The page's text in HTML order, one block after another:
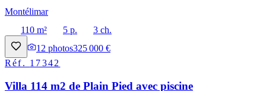
Montélimar
110 m²
5 p.
3 ch.
12 photos325 000 €
Réf. 17342
Villa 114 m2 de Plain Pied avec piscine